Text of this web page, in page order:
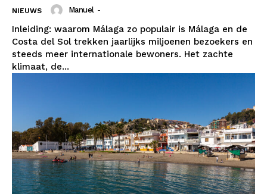
NIEUWS Manuel -
Inleiding: waarom Málaga zo populair is Málaga en de
Costa del Sol trekken jaarlijks miljoenen bezoekers en
steeds meer internationale bewoners. Het zachte
klimaat, de...